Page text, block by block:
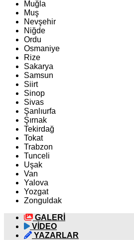
Muğla
Muş
Nevşehir
Niğde
Ordu
Osmaniye
Rize
Sakarya
Samsun
Siirt
Sinop
Sivas
Şanlıurfa
Şırnak
Tekirdağ
Tokat
Trabzon
Tunceli
Uşak
Van
Yalova
Yozgat
Zonguldak
GALERİ
VİDEO
YAZARLAR